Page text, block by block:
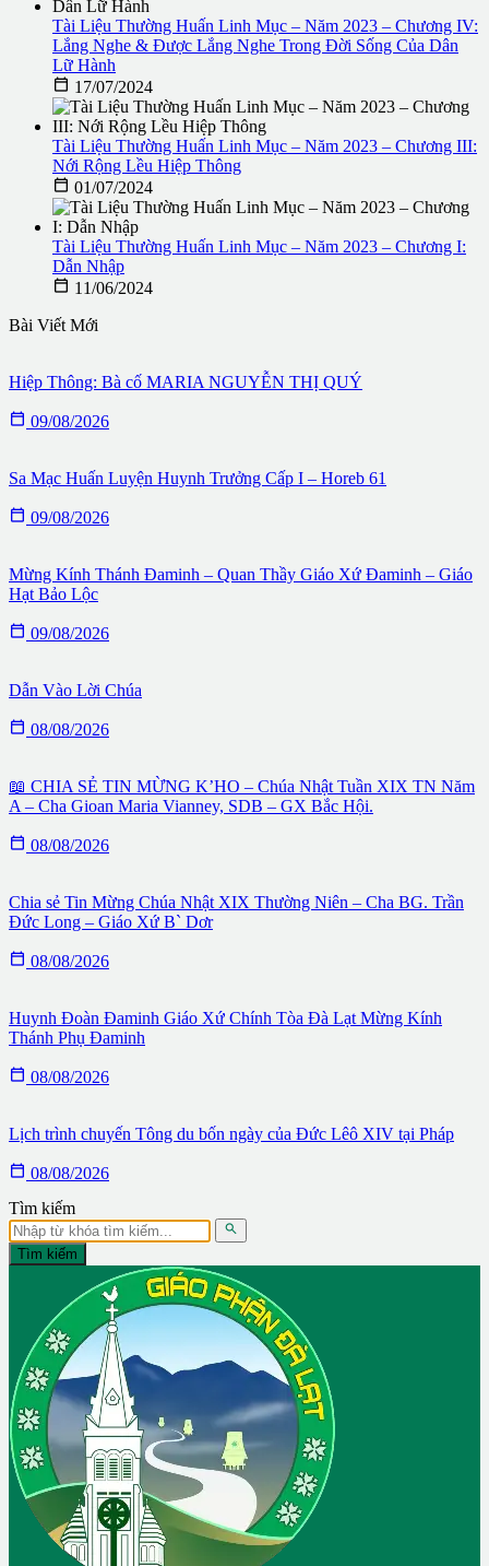
Tài Liệu Thường Huấn Linh Mục – Năm 2023 – Chương IV:
Lắng Nghe & Được Lắng Nghe Trong Đời Sống Của Dân
Lữ Hành
 17/07/2024
Tài Liệu Thường Huấn Linh Mục – Năm 2023 – Chương III:
Nới Rộng Lều Hiệp Thông
 01/07/2024
Tài Liệu Thường Huấn Linh Mục – Năm 2023 – Chương I:
Dẫn Nhập
 11/06/2024
Bài Viết Mới
Hiệp Thông: Bà cố MARIA NGUYỄN THỊ QUÝ
 09/08/2026
Sa Mạc Huấn Luyện Huynh Trưởng Cấp I – Horeb 61
 09/08/2026
Mừng Kính Thánh Đaminh – Quan Thầy Giáo Xứ Đaminh – Giáo
Hạt Bảo Lộc
 09/08/2026
Dẫn Vào Lời Chúa
 08/08/2026
📖 CHIA SẺ TIN MỪNG K’HO – Chúa Nhật Tuần XIX TN Năm
A – Cha Gioan Maria Vianney, SDB – GX Bắc Hội.
 08/08/2026
Chia sẻ Tin Mừng Chúa Nhật XIX Thường Niên – Cha BG. Trần
Đức Long – Giáo Xứ B` Dơr
 08/08/2026
Huynh Đoàn Đaminh Giáo Xứ Chính Tòa Đà Lạt Mừng Kính
Thánh Phụ Đaminh
 08/08/2026
Lịch trình chuyến Tông du bốn ngày của Đức Lêô XIV tại Pháp
 08/08/2026
Tìm kiếm

Tìm kiếm